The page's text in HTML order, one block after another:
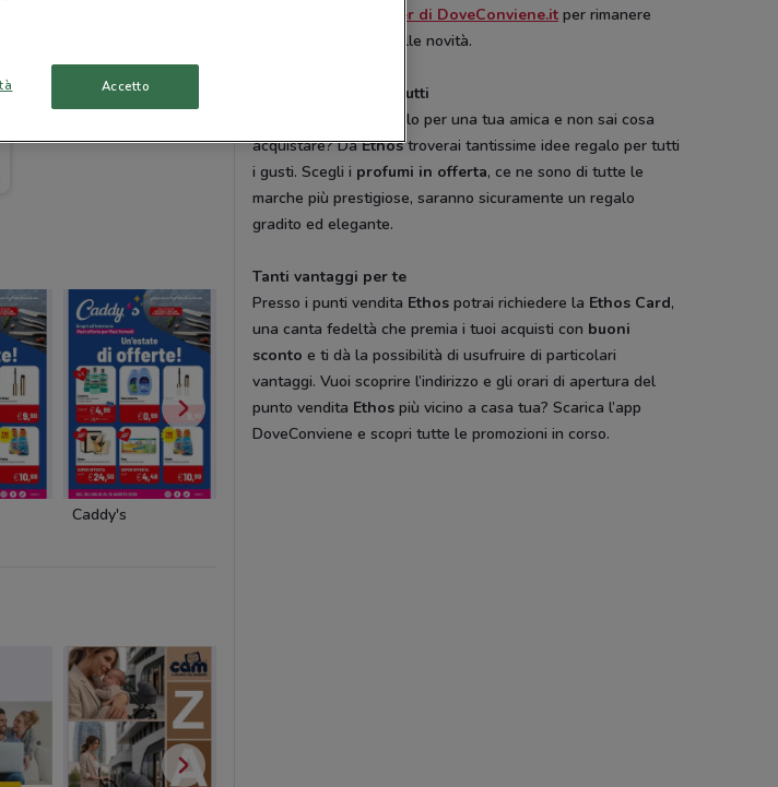
Caddy's
newsletter di DoveConviene.it per rimanere
sempre aggiornato sulle novità.
Il regalo giusto per tutti
Stai cercando un regalo per una tua amica e non sai cosa
acquistare? DaEthostroverai tantissime idee regalo per tutti
i gusti. Scegli i profumi in offerta, ce ne sono di tutte le
marche più prestigiose, saranno sicuramente un regalo
gradito ed elegante.
Tanti vantaggi per te
Presso i punti vendita Ethos potrai richiedere la Ethos Card,
una canta fedeltà che premia i tuoi acquisti con buoni
sconto e ti dà la possibilità di usufruire di particolari
vantaggi. Vuoi scoprire l’indirizzo e gli orari di apertura del
punto vendita Ethos più vicino a casa tua? Scarica l’app
DoveConviene e scopri tutte le promozioni in corso.
Accetto